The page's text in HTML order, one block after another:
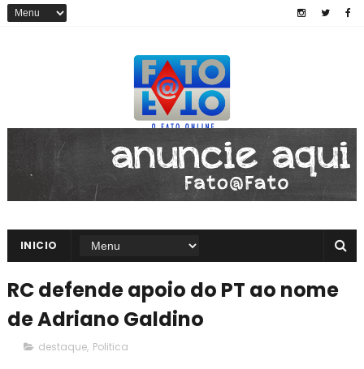
INICIO
RC defende apoio do PT ao nome
de Adriano Galdino
destaque, Politica